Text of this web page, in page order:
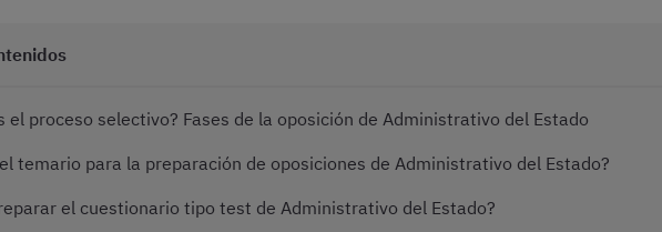
el proceso selectivo? Fases de la oposición de Administrativo del Estado
temario para la preparación de oposiciones de Administrativo del Estado?
el cuestionario tipo test de Administrativo del Estado?